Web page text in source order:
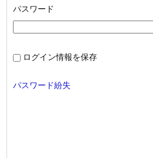
パスワード
ログイン情報を保存
パスワード紛失